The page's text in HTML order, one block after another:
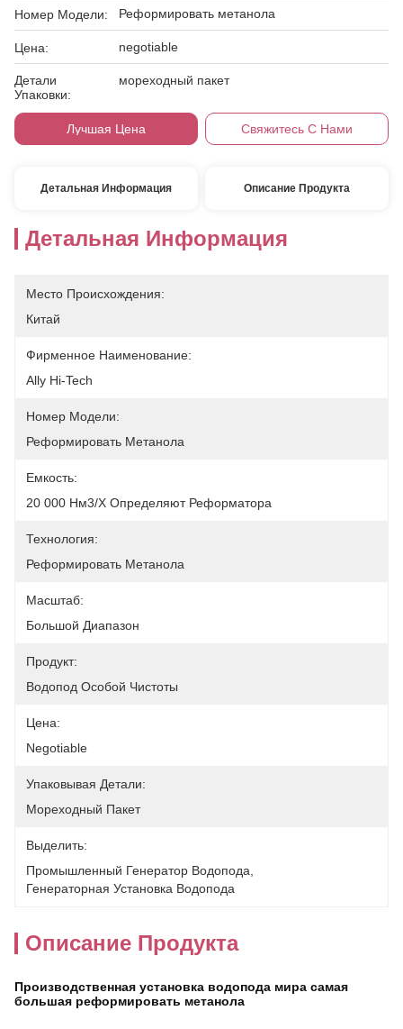
Номер Модели: Реформировать метанола
Цена: negotiable
Детали
Упаковки:
мореходный пакет
Лучшая Цена Свяжитесь С Нами
Детальная Информация Описание Продукта
Детальная Информация
Место Происхождения:
Китай
Фирменное Наименование:
Ally Hi-Tech
Номер Модели:
Реформировать Метанола
Емкость:
20 000 Нм3/х Определяют Реформатора
Технология:
Реформировать Метанола
Масштаб:
Большой Диапазон
Продукт:
Водопод Особой Чистоты
Цена:
Negotiable
Упаковывая Детали:
Мореходный Пакет
Выделить:
Промышленный Генератор Водопода
Генераторная Установка Водопода
Описание Продукта
Производственная установка водопода мира самая
большая реформировать метанола